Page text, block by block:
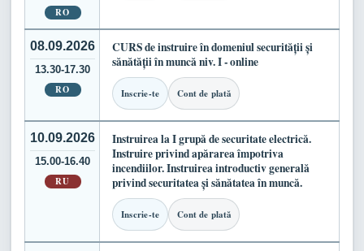
RO
08.09.2026
13.30-17.30
RO
CURS de instruire în domeniul securității și
sănătății în muncă niv. I - online
Inscrie-te Cont de plată
10.09.2026
15.00-16.40
RU
Instruirea la I grupă de securitate electrică.
Instruire privind apărarea împotriva
incendiilor. Instruirea introductiv generală
privind securitatea și sănătatea în muncă.
Inscrie-te Cont de plată